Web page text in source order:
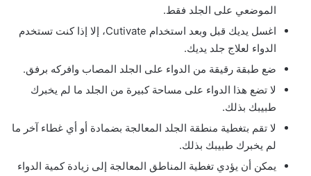
الموضعي على الجلد فقط.
اغسل يديك قبل وبعد استخدام Cutivate، إلا إذا كنت تستخدم
الدواء لعلاج جلد يديك.
ضع طبقة رقيقة من الدواء على الجلد المصاب وافركه برفق.
لا تضع هذا الدواء على مساحة كبيرة من الجلد ما لم يخبرك
طبيبك بذلك.
لا تقم بتغطية منطقة الجلد المعالجة بضمادة أو أي غطاء آخر ما
لم يخبرك طبيبك بذلك.
يمكن أن يؤدي تغطية المناطق المعالجة إلى زيادة كمية الدواء